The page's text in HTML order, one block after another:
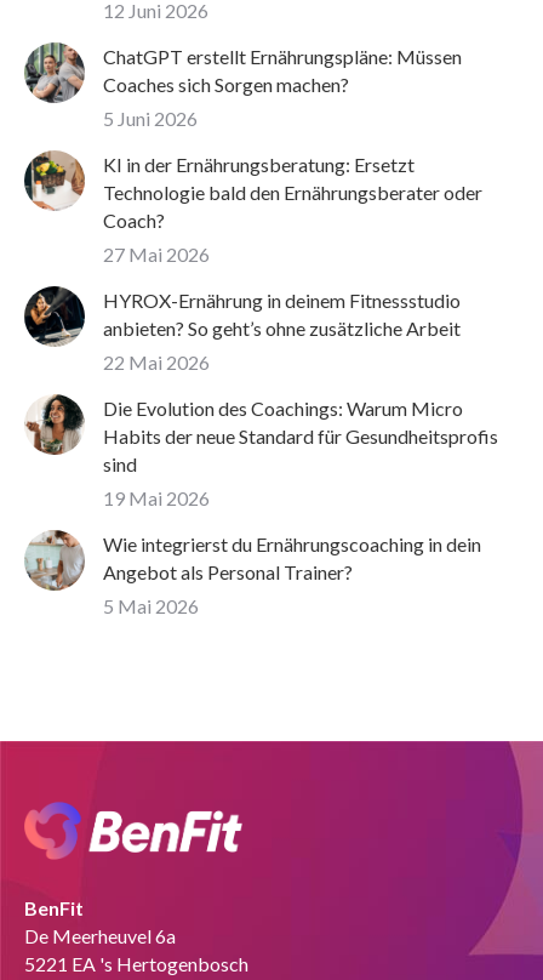
12 Juni 2026
ChatGPT erstellt Ernährungspläne: Müssen
Coaches sich Sorgen machen?
5 Juni 2026
KI in der Ernährungsberatung: Ersetzt
Technologie bald den Ernährungsberater oder
Coach?
27 Mai 2026
HYROX-Ernährung in deinem Fitnessstudio
anbieten? So geht’s ohne zusätzliche Arbeit
22 Mai 2026
Die Evolution des Coachings: Warum Micro
Habits der neue Standard für Gesundheitsprofis
sind
19 Mai 2026
Wie integrierst du Ernährungscoaching in dein
Angebot als Personal Trainer?
5 Mai 2026
BenFit
De Meerheuvel 6a
5221 EA 's Hertogenbosch